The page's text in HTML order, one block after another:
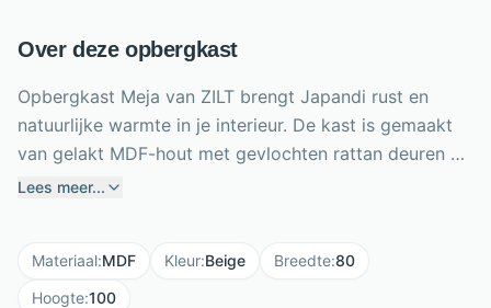
Over deze opbergkast
Opbergkast Meja van ZILT brengt Japandi rust en
natuurlijke warmte in je interieur. De kast is gemaakt
van gelakt MDF-hout met gevlochten rattan deuren en
ijzeren poten met poedercoating, waardoor lichte
magneetsluiting vind je 3 planken over de volledige
breedte, ideaal voor servies, boeken, woonaccessoires
Lees meer...
Materiaal:MDF Kleur:Beige Breedte:80
Hoogte:100